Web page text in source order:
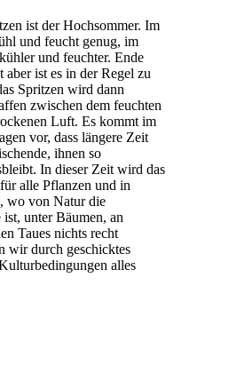
ist der Hochsommer. Im
und feucht genug, im
und feuchter. Ende
ist es in der Regel zu
Spritzen wird dann
zwischen dem feuchten
Luft. Es kommt im
vor, dass längere Zeit
ihnen so
In dieser Zeit wird das
alle Pflanzen und in
wo von Natur die
unter Bäumen, an
Taues nichts recht
wir durch geschicktes
alles